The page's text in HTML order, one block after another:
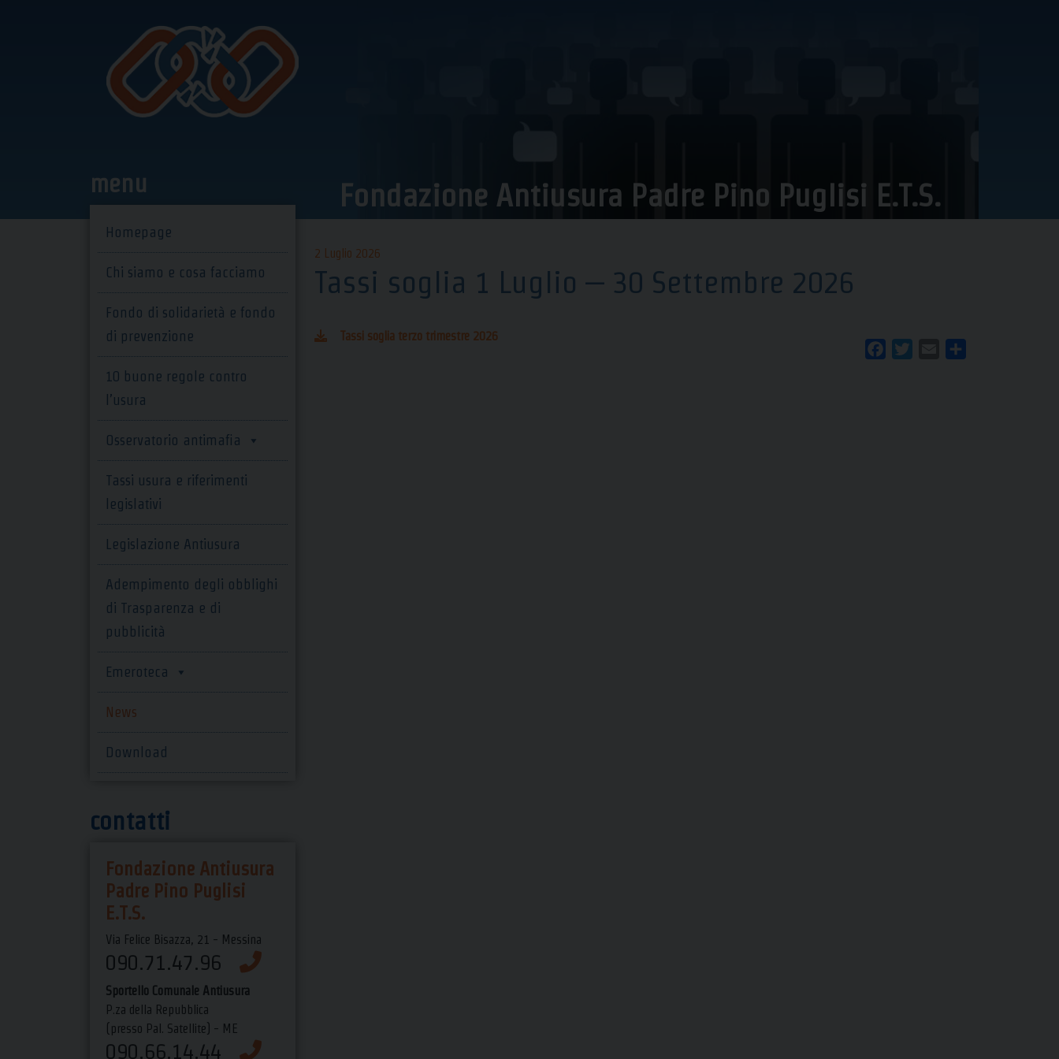
Fondazione Antiusura Padre Pino Puglisi E.T.S.
menu
Homepage
Chi siamo e cosa facciamo
Fondo di solidarietà e fondo
di prevenzione
10 buone regole contro
l’usura
Osservatorio antimafia
Tassi usura e riferimenti
legislativi
Legislazione Antiusura
Adempimento degli obblighi
di Trasparenza e di
pubblicità
Emeroteca
News
Download
contatti
Fondazione Antiusura
Padre Pino Puglisi
E.T.S.
Via Felice Bisazza, 21 - Messina
090.71.47.96
Sportello Comunale Antiusura
P.za della Repubblica
(presso Pal. Satellite) - ME
090.66.14.44
2 Luglio 2026
Tassi soglia 1 Luglio – 30 Settembre 2026
Facebook Email
Tassi soglia terzo trimestre 2026